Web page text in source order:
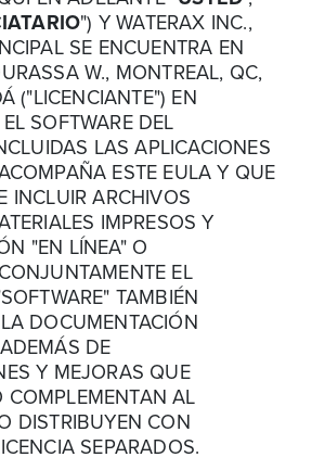
") Y WATERAX INC.,
SE ENCUENTRA EN
W., MONTREAL, QC,
("LICENCIANTE") EN
SOFTWARE DEL
LAS APLICACIONES
ESTE EULA Y QUE
INCLUIR ARCHIVOS
IMPRESOS Y
"EN LÍNEA" O
EL
TAMBIÉN
DOCUMENTACIÓN
DE
Y MEJORAS QUE
COMPLEMENTAN AL
DISTRIBUYEN CON
SEPARADOS.